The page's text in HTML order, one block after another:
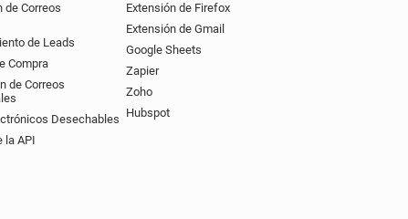
de Correos
de Leads
Compra
de Correos
Desechables
la API
Extensión de Firefox
Extensión de Gmail
Google Sheets
Zapier
Zoho
Hubspot